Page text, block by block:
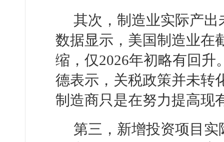
其次，制造业实际产
数据显示，美国制造业在
缩，仅2026年初略有回升
德表示，关税政策并未转
制造商只是在努力提高现
第三，新增投资项目